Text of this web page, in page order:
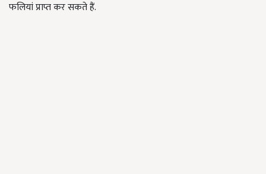
फलियां प्राप्त कर सकते हैं.